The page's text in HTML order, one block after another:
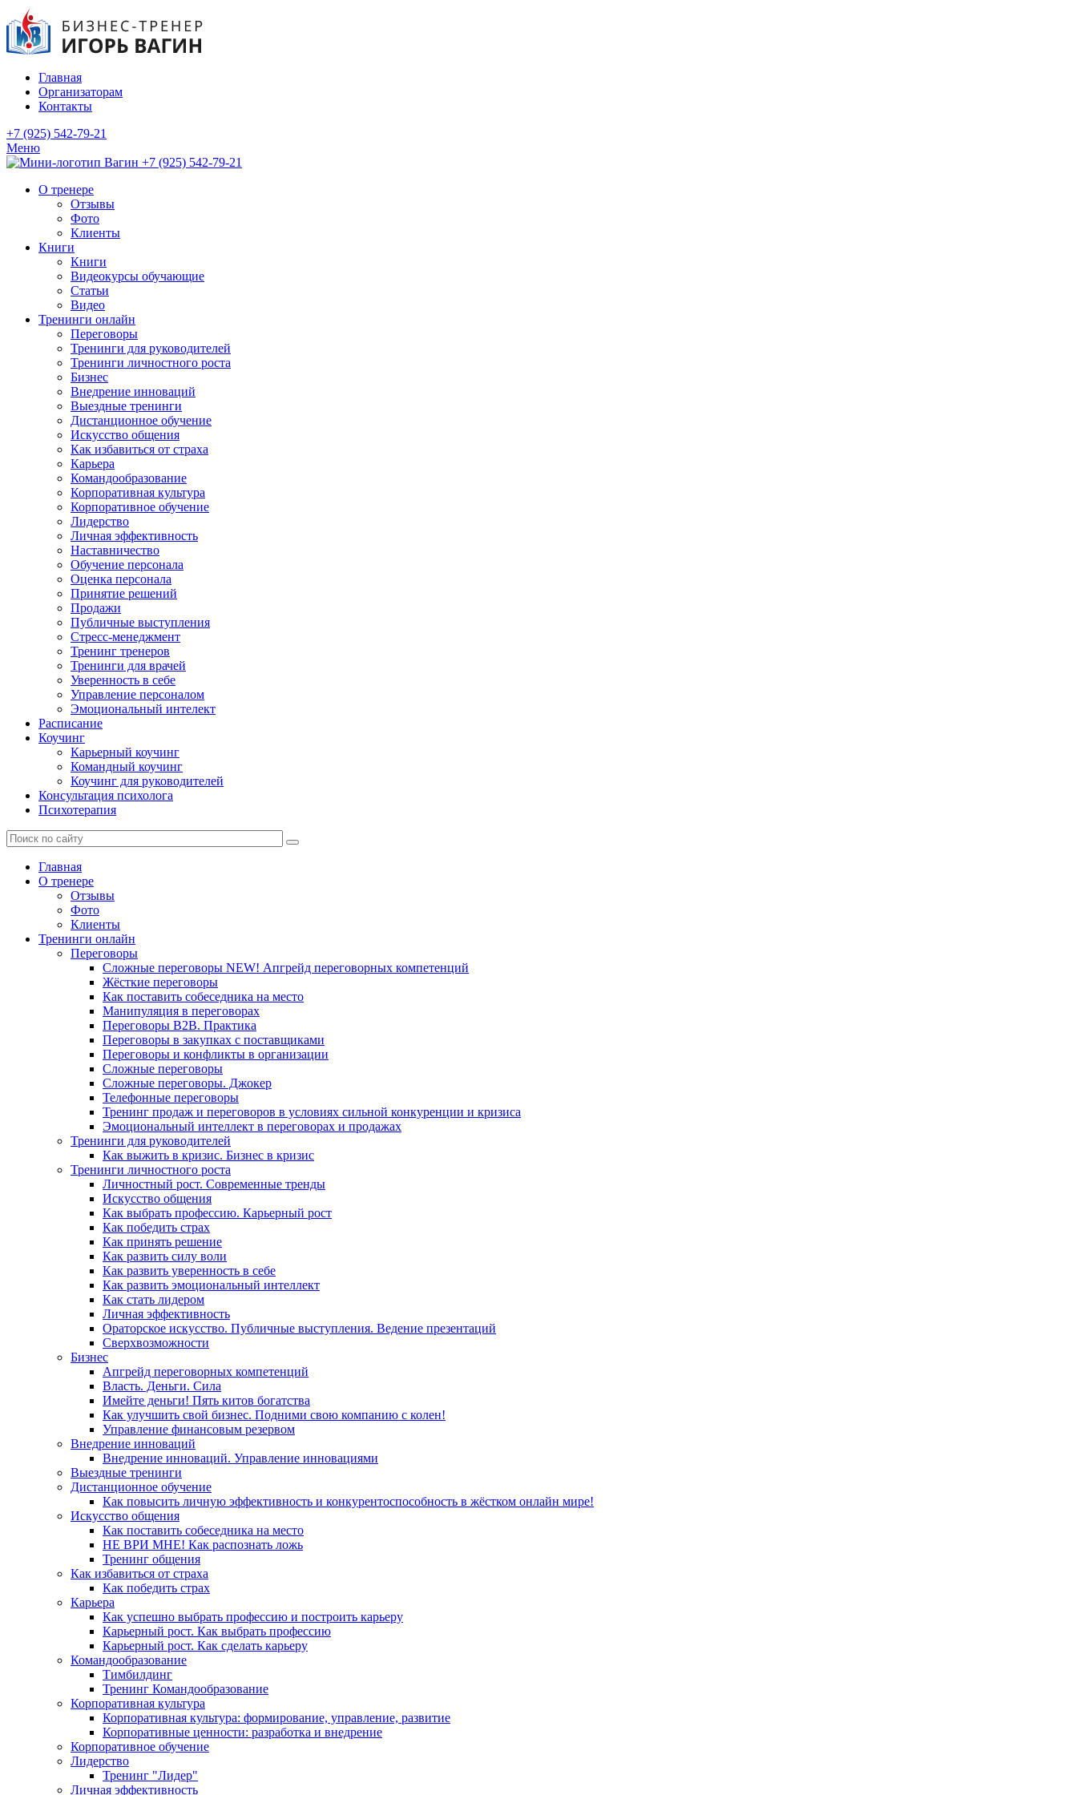
Главная
Организаторам
Контакты
+7 (925) 542-79-21
Меню
+7 (925) 542-79-21
О тренере
Отзывы
Фото
Клиенты
Книги
Книги
Видеокурсы обучающие
Статьи
Видео
Тренинги онлайн
Переговоры
Тренинги для руководителей
Тренинги личностного роста
Бизнес
Внедрение инноваций
Выездные тренинги
Дистанционное обучение
Искусство общения
Как избавиться от страха
Карьера
Командообразование
Корпоративная культура
Корпоративное обучение
Лидерство
Личная эффективность
Наставничество
Обучение персонала
Оценка персонала
Принятие решений
Продажи
Публичные выступления
Стресс-менеджмент
Тренинг тренеров
Тренинги для врачей
Уверенность в себе
Управление персоналом
Эмоциональный интелект
Расписание
Коучинг
Карьерный коучинг
Командный коучинг
Коучинг для руководителей
Консультация психолога
Психотерапия
Главная
О тренере
Отзывы
Фото
Клиенты
Тренинги онлайн
Переговоры
Сложные переговоры NEW! Апгрейд переговорных компетенций
Жёсткие переговоры
Как поставить собеседника на место
Манипуляция в переговорах
Переговоры B2B. Практика
Переговоры в закупках с поставщиками
Переговоры и конфликты в организации
Сложные переговоры
Сложные переговоры. Джокер
Телефонные переговоры
Тренинг продаж и переговоров в условиях сильной конкуренции и кризиса
Эмоциональный интеллект в переговорах и продажах
Тренинги для руководителей
Как выжить в кризис. Бизнес в кризис
Тренинги личностного роста
Личностный рост. Современные тренды
Искусство общения
Как выбрать профессию. Карьерный рост
Как победить страх
Как принять решение
Как развить силу воли
Как развить уверенность в себе
Как развить эмоциональный интеллект
Как стать лидером
Личная эффективность
Ораторское искусство. Публичные выступления. Ведение презентаций
Сверхвозможности
Бизнес
Апгрейд переговорных компетенций
Власть. Деньги. Сила
Имейте деньги! Пять китов богатства
Как улучшить свой бизнес. Подними свою компанию с колен!
Управление финансовым резервом
Внедрение инноваций
Внедрение инноваций. Управление инновациями
Выездные тренинги
Дистанционное обучение
Как повысить личную эффективность и конкурентоспособность в жёстком онлайн мире!
Искусство общения
Как поставить собеседника на место
НЕ ВРИ МНЕ! Как распознать ложь
Тренинг общения
Как избавиться от страха
Как победить страх
Карьера
Как успешно выбрать профессию и построить карьеру
Карьерный рост. Как выбрать профессию
Карьерный рост. Как сделать карьеру
Командообразование
Тимбилдинг
Тренинг Командообразование
Корпоративная культура
Корпоративная культура: формирование, управление, развитие
Корпоративные ценности: разработка и внедрение
Корпоративное обучение
Лидерство
Тренинг "Лидер"
Личная эффективность